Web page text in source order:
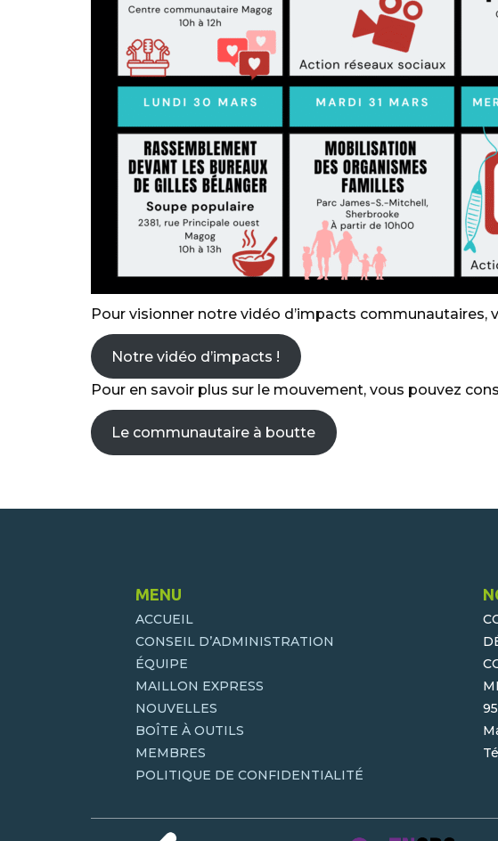
Pour visionner notre vidéo d’impacts communautaires,
Notre vidéo d’impacts !
Pour en savoir plus sur le mouvement, vous pouvez
Le communautaire à boutte
MENU
ACCUEIL
CONSEIL D’ADMINISTRATION
ÉQUIPE
MAILLON EXPRESS
NOUVELLES
BOÎTE À OUTILS
MEMBRES
POLITIQUE DE CONFIDENTIALITÉ